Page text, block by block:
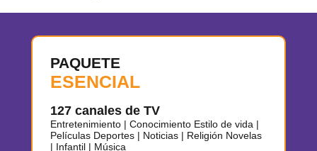
PAQUETE
ESENCIAL
127 canales de TV
Entretenimiento | Conocimiento Estilo de vida |
Películas Deportes | Noticias | Religión Novelas
| Infantil | Música